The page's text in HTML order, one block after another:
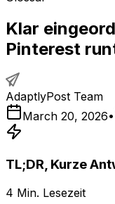
Klar
Pinterest
AdaptlyPost Team
March 20, 2026•
TL;DR, Kurze
4 Min. Lesezeit